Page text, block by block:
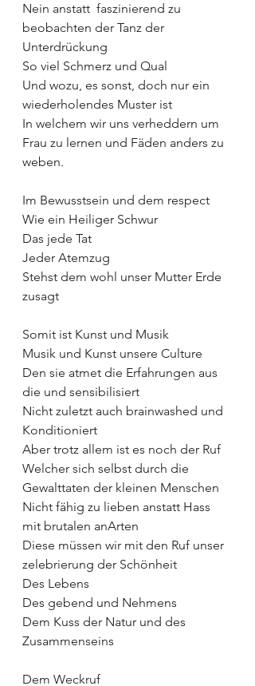
Nein anstatt  faszinierend zu
beobachten der Tanz der
Unterdrückung
So viel Schmerz und Qual
Und wozu, es sonst, doch nur ein
wiederholendes Muster ist
In welchem wir uns verheddern um
Frau zu lernen und Fäden anders zu
weben.
Im Bewusstsein und dem respect
Wie ein Heiliger Schwur
Das jede Tat
Jeder Atemzug
Stehst dem wohl unser Mutter Erde
zusagt
Somit ist Kunst und Musik
Musik und Kunst unsere Culture
Den sie atmet die Erfahrungen aus
die und sensibilisiert
Nicht zuletzt auch brainwashed und
Konditioniert
Aber trotz allem ist es noch der Ruf
Welcher sich selbst durch die
Gewalttaten der kleinen Menschen
Nicht fähig zu lieben anstatt Hass
mit brutalen anArten
Diese müssen wir mit den Ruf unser
zelebrierung der Schönheit
Des Lebens
Des gebend und Nehmens
Dem Kuss der Natur und des
Zusammenseins
Dem Weckruf